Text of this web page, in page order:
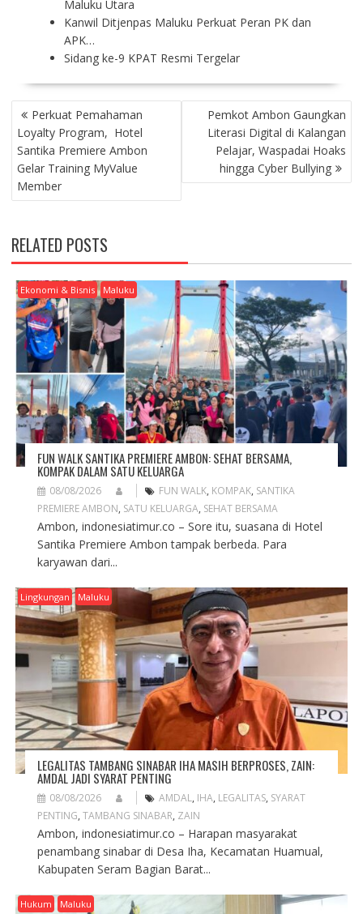
Maluku Utara
Kanwil Ditjenpas Maluku Perkuat Peran PK dan
APK…
Sidang ke-9 KPAT Resmi Tergelar
P
O
S
T
N
A
I
G
A
T
O
N
Perkuat Pemahaman
Loyalty Program, Hotel
Santika Premiere Ambon
Gelar Training MyValue
Member
Pemkot Ambon Gaungkan
Literasi Digital di Kalangan
Pelajar, Waspadai Hoaks
hingga Cyber Bullying
RELATED POSTS
Ekonomi & Bisnis Maluku
FUN WALK SANTIKA PREMIERE AMBON: SEHAT BERSAMA,
KOMPAK DALAM SATU KELUARGA
08/08/2026 FUN WALK, KOMPAK, SANTIKA
PREMIERE AMBON, SATU KELUARGA, SEHAT BERSAMA
Ambon, indonesiatimur.co – Sore itu, suasana di Hotel
Santika Premiere Ambon tampak berbeda. Para
karyawan dari...
Lingkungan Maluku
LEGALITAS TAMBANG SINABAR IHA MASIH BERPROSES, ZAIN:
AMDAL JADI SYARAT PENTING
08/08/2026 AMDAL, IHA, LEGALITAS, SYARAT
PENTING, TAMBANG SINABAR, ZAIN
Ambon, indonesiatimur.co – Harapan masyarakat
penambang sinabar di Desa Iha, Kecamatan Huamual,
Kabupaten Seram Bagian Barat...
Hukum Maluku